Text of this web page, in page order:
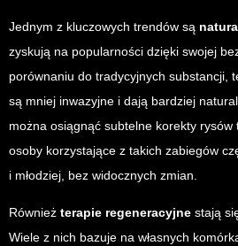
Jednym z kluczowych trendów są
zyskują na popularności dzięki swojej
porównaniu do tradycyjnych substancji,
są mniej inwazyjne i dają bardziej
można osiągnąć subtelne korekty rysów
osoby korzystające z takich zabiegów
i młodziej, bez widocznych zmian.
Również terapie regeneracyjne stają
Wiele z nich bazuje na własnych